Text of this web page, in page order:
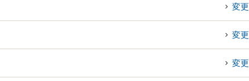
変更
変更
変更